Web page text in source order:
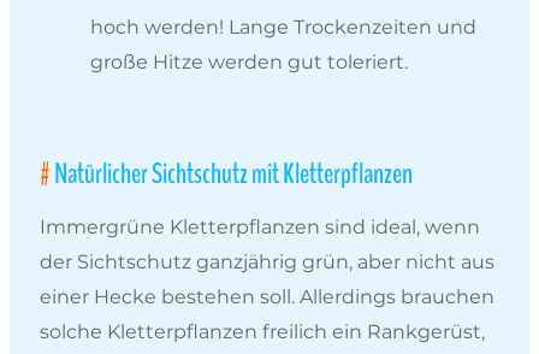
hoch werden! Lange Trockenzeiten und
große Hitze werden gut toleriert.
Natürlicher Sichtschutz mit Kletterpflanzen
Immergrüne Kletterpflanzen sind ideal, wenn
der Sichtschutz ganzjährig grün, aber nicht aus
einer Hecke bestehen soll. Allerdings brauchen
solche Kletterpflanzen freilich ein Rankgerüst,